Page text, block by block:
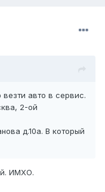
авто в сервис.
2-ой
д.10а. В который
ИМХО.